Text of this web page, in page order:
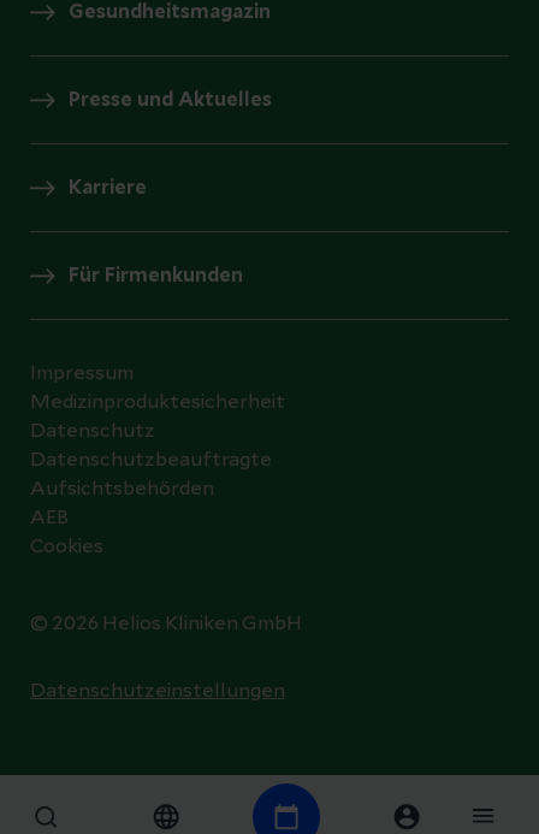
Gesundheitsmagazin
Presse und Aktuelles
Karriere
Für Firmenkunden
© 2026 Helios Kliniken GmbH
Impressum
Medizinproduktesicherheit
Datenschutz
Datenschutzbeauftragte
Aufsichtsbehörden
AEB
Cookies
Datenschutzeinstellungen